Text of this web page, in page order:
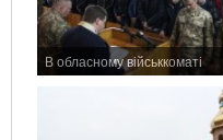
В обласному військкоматі